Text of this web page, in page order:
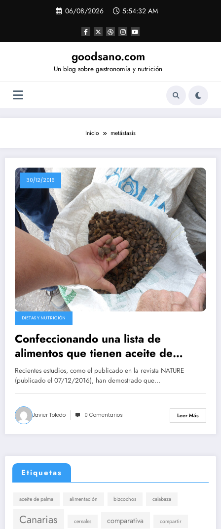
06/08/2026 5:54:32 AM
goodsano.com
Un blog sobre gastronomía y nutrición
Inicio metástasis
30/12/2016
DIETAS Y NUTRICIÓN
Confeccionando una lista de
alimentos que tienen aceite de
palma
Recientes estudios, como el publicado en la revista NATURE
(publicado el 07/12/2016), han demostrado que…
Javier Toledo 0 Comentarios Leer Más
Etiquetas
aceite de palma alimentación bizcochos calabaza
Canarias cereales comparativa compartir